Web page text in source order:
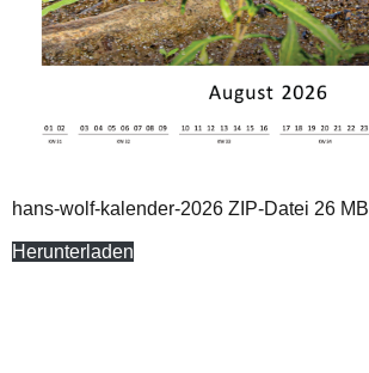
hans-wolf-kalender-2026 ZIP-Datei 26 MB
Herunterladen